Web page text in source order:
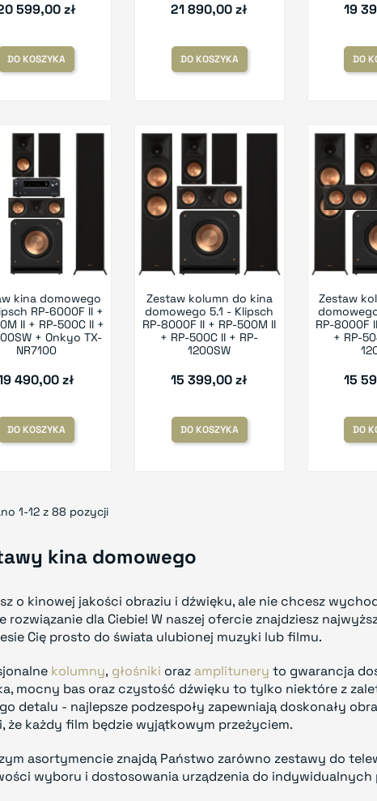
599,00 zł
DO KOSZYKA
21 890,00 zł
DO KOSZYKA
19
DO
kina domowego
RP-6000F II +
II + RP-500C II +
+ Onkyo TX-
NR7100
490,00 zł
DO KOSZYKA
Zestaw kolumn do kina
domowego 5.1 - Klipsch
RP-8000F II + RP-500M II
+ RP-500C II + RP-
1200SW
15 399,00 zł
DO KOSZYKA
Zestaw
RP-8000F
+ RP-
15
DO
1-12 z 88 pozycji
kina domowego
o kinowej jakości obraziu i dźwięku, ale nie chcesz
rozwiązanie dla Ciebie! W naszej ofercie znajdziesz
Cię prosto do świata ulubionej muzyki lub filmu.
kolumny, głośniki oraz amplitunery to gwarancja
mocny bas oraz czystość dźwięku to tylko niektóre z
detalu - najlepsze podzespoły zapewniają doskonały
że każdy film będzie wyjątkowym przeżyciem.
asortymencie znajdą Państwo zarówno zestawy do
wyboru i dostosowania urządzenia do indywidualnych